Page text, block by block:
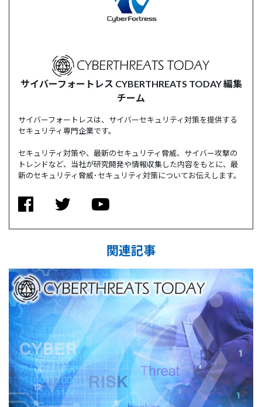
サイバーフォートレス CYBERTHREATS TODAY 編集
チーム
サイバーフォートレスは、サイバーセキュリティ対策を提供する
セキュリティ専門企業です。
セキュリティ対策や、最新のセキュリティ脅威、サイバー攻撃の
トレンドなど、当社が研究開発や情報収集した内容をもとに、最
新のセキュリティ脅威･セキュリティ対策についてお伝えします。
関連記事